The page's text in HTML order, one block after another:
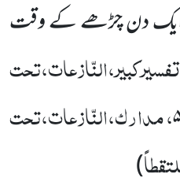
دن چڑھے کے وقت
تفسیرکبیر،النّازعات،تحت
، مدارک،النّازعات،تحت
)